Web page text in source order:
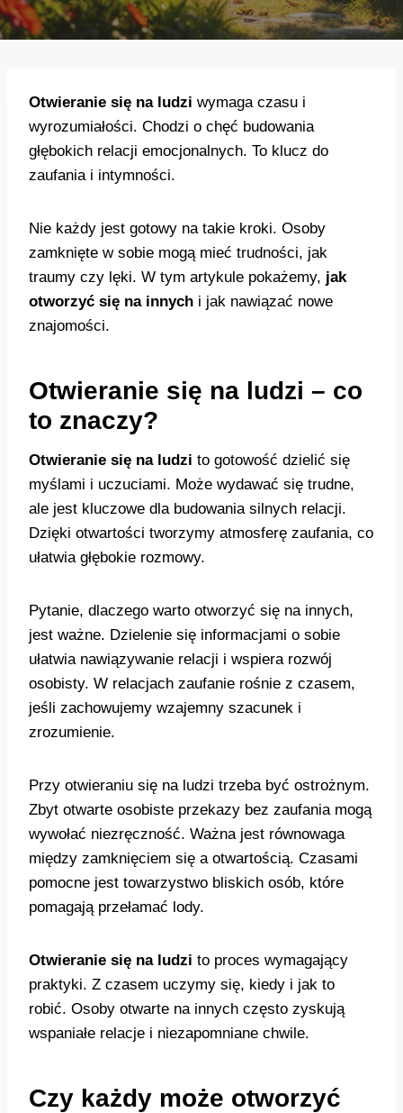
Otwieranie się na ludzi wymaga czasu i
wyrozumiałości. Chodzi o chęć budowania
głębokich relacji emocjonalnych. To klucz do
zaufania i intymności.
Nie każdy jest gotowy na takie kroki. Osoby
zamknięte w sobie mogą mieć trudności, jak
traumy czy lęki. W tym artykule pokażemy, jak
otworzyć się na innych i jak nawiązać nowe
znajomości.
Otwieranie się na ludzi – co
to znaczy?
Otwieranie się na ludzi to gotowość dzielić się
myślami i uczuciami. Może wydawać się trudne,
ale jest kluczowe dla budowania silnych relacji.
Dzięki otwartości tworzymy atmosferę zaufania, co
ułatwia głębokie rozmowy.
Pytanie, dlaczego warto otworzyć się na innych,
jest ważne. Dzielenie się informacjami o sobie
ułatwia nawiązywanie relacji i wspiera rozwój
osobisty. W relacjach zaufanie rośnie z czasem,
jeśli zachowujemy wzajemny szacunek i
zrozumienie.
Przy otwieraniu się na ludzi trzeba być ostrożnym.
Zbyt otwarte osobiste przekazy bez zaufania mogą
wywołać niezręczność. Ważna jest równowaga
między zamknięciem się a otwartością. Czasami
pomocne jest towarzystwo bliskich osób, które
pomagają przełamać lody.
Otwieranie się na ludzi to proces wymagający
praktyki. Z czasem uczymy się, kiedy i jak to
robić. Osoby otwarte na innych często zyskują
wspaniałe relacje i niezapomniane chwile.
Czy każdy może otworzyć